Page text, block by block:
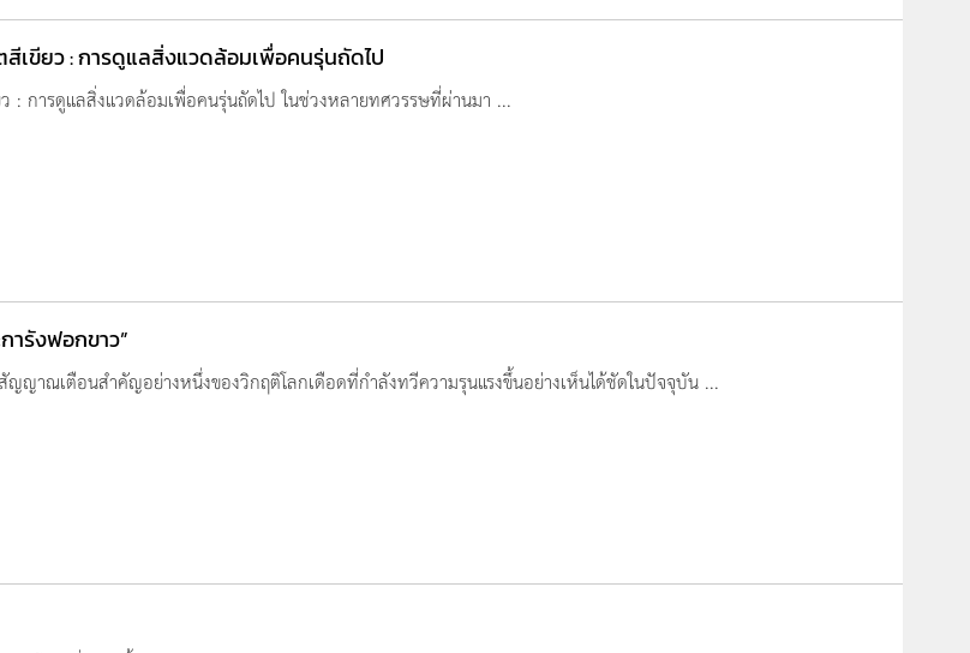
เขียว : การดูแลสิ่งแวดล้อมเพื่อคนรุ่นถัดไป
: การดูแลสิ่งแวดล้อมเพื่อคนรุ่นถัดไป ในช่วงหลายทศวรรษที่ผ่านมา ...
ารังฟอกขาว”
ญญาณเตือนสำคัญอย่างหนึ่งของวิกฤติโลกเดือดที่กำลังทวีความรุนแรงขึ้นอย่างเห็นได้ชัดในปัจจุบัน ...